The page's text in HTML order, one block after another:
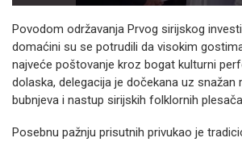
Povodom održavanja Prvog sirijskog
domaćini su se potrudili da visokim
najveće poštovanje kroz bogat kulturni
dolaska, delegacija je dočekana uz snažan
bubnjeva i nastup sirijskih folklornih
Posebnu pažnju prisutnih privukao je